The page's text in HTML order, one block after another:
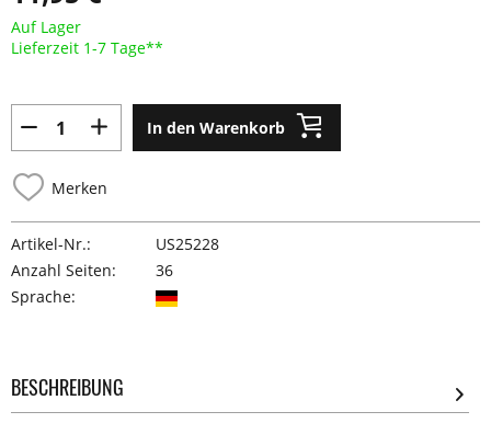
Auf Lager
Lieferzeit 1-7 Tage**
In den Warenkorb
Merken
Artikel-Nr.:
US25228
Anzahl Seiten:
36
Sprache:
BESCHREIBUNG